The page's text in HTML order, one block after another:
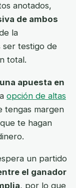
anotados,
de ambos
la
ser testigo de
total.
apuesta en
opción de altas
tengas margen
te hagan
un partido
el ganador
, por lo que